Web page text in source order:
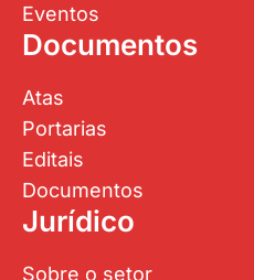
Eventos
Documentos
Atas
Portarias
Editais
Documentos
Jurídico
Sobre o setor